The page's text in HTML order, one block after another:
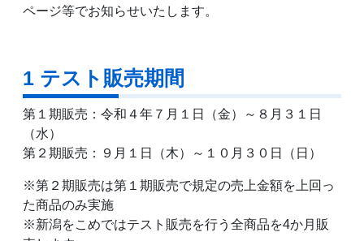
ページ等でお知らせいたします。
1 テスト販売期間
第１期販売：令和４年７月１日（金）～８月３１日
（水）
第２期販売：９月１日（木）～１０月３０日（日）
※第２期販売は第１期販売で規定の売上金額を上回っ
た商品のみ実施
※新潟をこめではテスト販売を行う全商品を4か月販